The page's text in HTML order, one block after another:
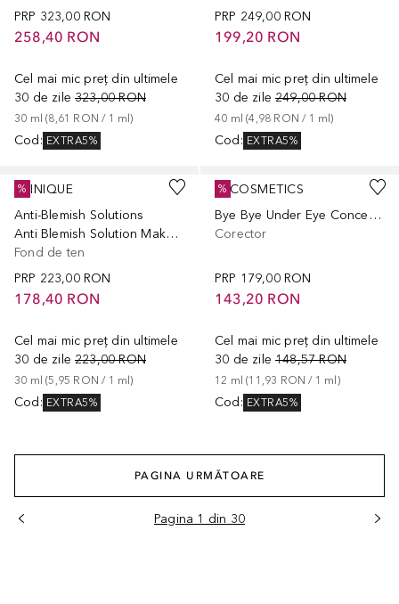
PRP 323,00 RON
258,40 RON
Cel mai mic preț din ultimele
30 de zile 323,00 RON
30 ml (8,61 RON / 1 ml)
Cod: EXTRA5%
PRP 249,00 RON
199,20 RON
Cel mai mic preț din ultimele
30 de zile 249,00 RON
40 ml (4,98 RON / 1 ml)
Cod: EXTRA5%
CLINIQUE
Anti-Blemish Solutions
Anti Blemish Solution Makeup
Fond de ten
PRP 223,00 RON
178,40 RON
Cel mai mic preț din ultimele
30 de zile 223,00 RON
30 ml (5,95 RON / 1 ml)
Cod: EXTRA5%
%
+2
IT COSMETICS
Bye Bye Under Eye Concealer
Corector
PRP 179,00 RON
143,20 RON
Cel mai mic preț din ultimele
30 de zile 148,57 RON
12 ml (11,93 RON / 1 ml )
Cod: EXTRA5%
%
+13
PAGINA URMĂTOARE
Pagina 1 din 30